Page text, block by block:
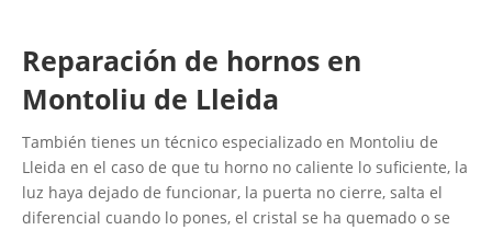
Reparación de hornos en
Montoliu de Lleida
También tienes un técnico especializado en Montoliu de
Lleida en el caso de que tu horno no caliente lo suficiente, la
luz haya dejado de funcionar, la puerta no cierre, salta el
diferencial cuando lo pones, el cristal se ha quemado o se